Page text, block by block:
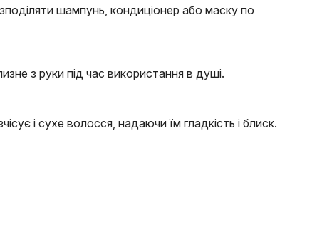
шампунь, кондиціонер або маску по
з руки під час використання в душі.
і сухе волосся, надаючи їм гладкість і блиск.